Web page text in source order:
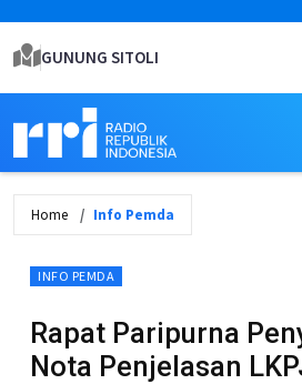
GUNUNG SITOLI
Home Info Pemda
INFO PEMDA
Rapat Paripurna
Nota Penjelasan